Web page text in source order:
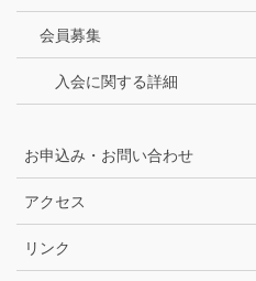
会員募集
入会に関する詳細
お申込み・お問い合わせ
アクセス
リンク